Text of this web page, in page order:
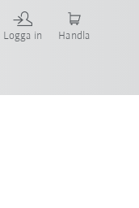
Logga in Handla